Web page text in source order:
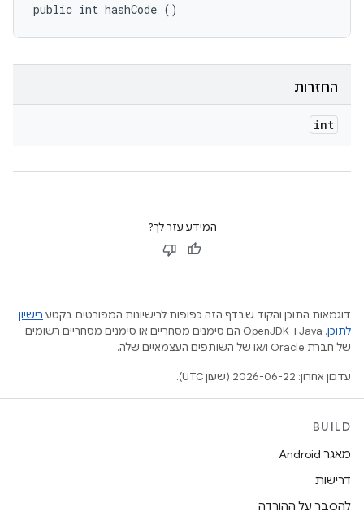
public int hashCode ()
החזרות
int
המידע עזר לך?
דוגמאות התוכן והקוד שבדף הזה כפופות לרישיונות המפורטים בקטע רישיון
לתוכן
.‏ Java ו-OpenJDK הם סימנים מסחריים או סימנים מסחריים רשומים
של חברת Oracle ו/או של השותפים העצמאיים שלה.
עדכון אחרון: 2026-06-22 (שעון UTC).
BUILD
מאגר Android
דרישות
להסבר על ההורדה